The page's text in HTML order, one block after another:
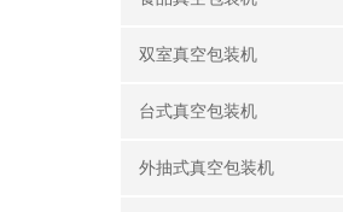
双室真空包装机
台式真空包装机
外抽式真空包装机